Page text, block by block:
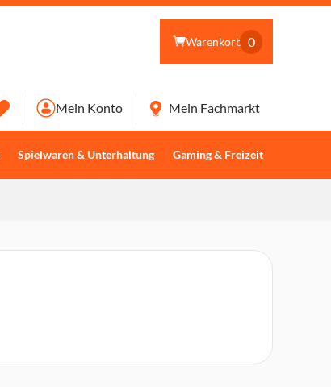
Warenkorb 0
Spielwaren & Unterhaltung Gaming & Freizeit
Mein Konto Mein Fachmarkt